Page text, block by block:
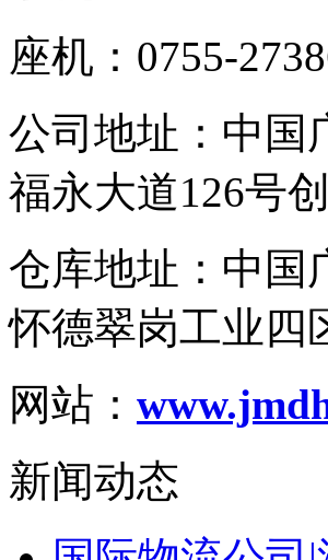
座机：0755-
公司地址：中国
福永大道126号
仓库地址：中国
怀德翠岗工业四
网站：
新闻动态